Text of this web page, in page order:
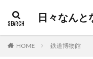
日々なんと
HOME 鉄道博物館